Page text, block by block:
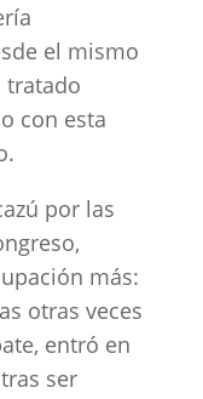
el mismo
tratado
con esta
por las
más:
otras veces
entró en
ser